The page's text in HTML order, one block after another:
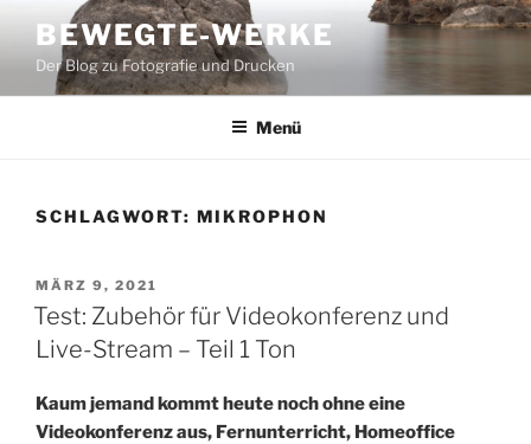
Inhalt
springen
BEWEGTE-WERKE
Der Blog zu Fotografie und Drucken
Menü
SCHLAGWORT: MIKROPHON
VERÖFFENTLICHT
AM
MÄRZ 9, 2021
Test: Zubehör für Videokonferenz und
Live-Stream – Teil 1 Ton
Kaum jemand kommt heute noch ohne eine
Videokonferenz aus, Fernunterricht, Homeoffice